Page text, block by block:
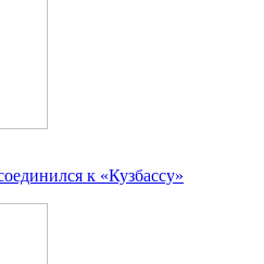
к «Кузбассу»